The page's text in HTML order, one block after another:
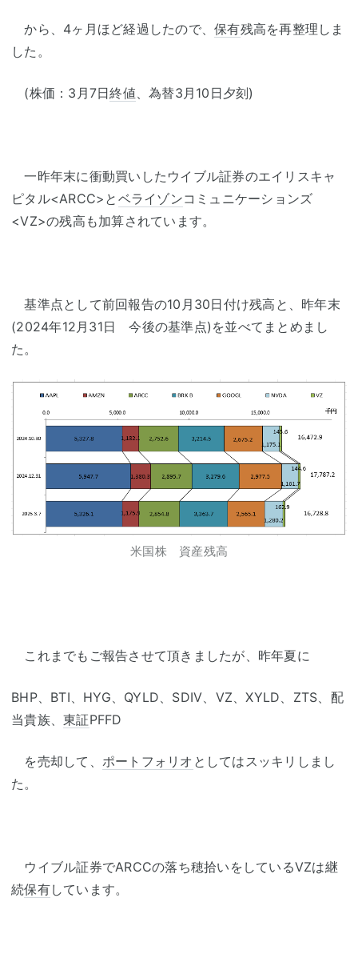
から、4ヶ月ほど経過したので、 保有残高を再整理しま
した。
(株価：3月7日終値 、為替3月10日夕刻)
一昨年末に衝動買いしたウイブル証券のエイリスキャ
ピタル<ARCC>と ベライゾンコミュニケーションズ
<VZ>の残高も加算されています。
基準点として前回報告の10月30日付け残高と、昨年末
(2024年12月31日 今後の基準点)を並べてまとめまし
た。
米国株 資産残高
これまでもご報告させて頂きましたが、昨年夏に
BHP、BTI、HYG、QYLD、SDIV、VZ、XYLD、ZTS、配
当貴族、 東証PFFD
を売却して、 ポートフォリオ としてはスッキリしまし
た。
ウイブル証券でARCCの落ち穂拾いをしているVZは継
続保有しています。